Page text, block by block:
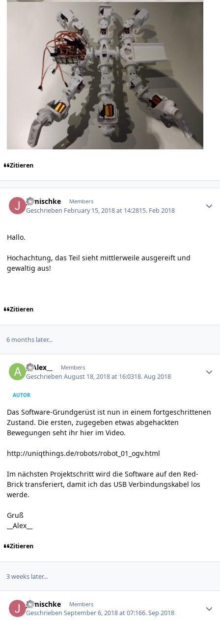
Zitieren
jgmischke Members
Geschrieben February 15, 2018 at 14:2815. Feb 2018
Hallo.
Hochachtung, das Teil sieht mittlerweile ausgereift und
gewaltig aus!
Zitieren
6 months later...
__Alex__ Members
GeschriebenAugust 18, 2018 at 16:0318. Aug 2018
AUTOR
Das Software-Grundgerüst ist nun in einem fortgeschrittenen
Zustand. Die ersten, zugegeben etwas abgehackten
Bewegungen seht ihr hier im Video.
http://uniqthings.de/robots/robot_01_ogv.html
Im nächsten Projektschritt wird die Software auf den Red-
Brick transferiert, damit ich das USB Verbindungskabel los
werde.
Gruß
__Alex__
Zitieren
3 weeks later...
jgmischke Members
GeschriebenSeptember 6, 2018 at 07:166. Sep 2018